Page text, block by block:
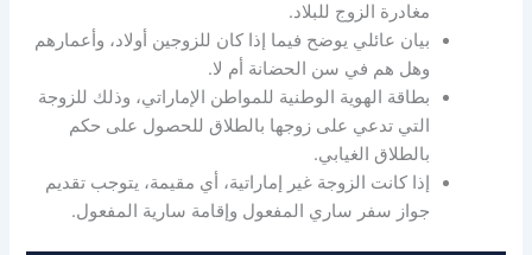
مغادرة الزوج للبلاد.
بيان عائلي يوضح فيما إذا كان للزوجين أولاد، وأعمارهم
وهل هم في سن الحضانة أم لا.
بطاقة الهوية الوطنية للمواطن الإماراتي، وذلك للزوجة
التي تدعي على زوجها بالطلاق للحصول على حكم
بالطلاق الغيابي.
إذا كانت الزوجة غير إماراتية، أي مقيمة، يتوجب تقديم
جواز سفر ساري المفعول وإقامة سارية المفعول.